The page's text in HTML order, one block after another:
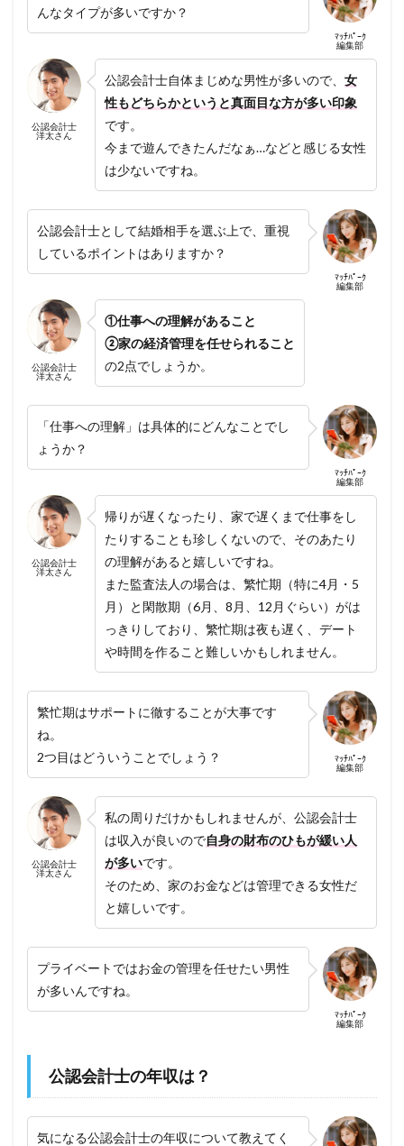
ﾏｯﾁﾊﾟｰｸ
編集部
んなタイプが多いですか？
公認会計士
洋太さん
公認会計士自体まじめな男性が多いので、 女
性もどちらかというと真面目な方が多い印象
です。
今まで遊んできたんだなぁ…などと感じる女性
は少ないですね。
ﾏｯﾁﾊﾟｰｸ
編集部
公認会計士として結婚相手を選ぶ上で、重視
しているポイントはありますか？
公認会計士
洋太さん
①仕事への理解があること
②家の経済管理を任せられること
の2点でしょうか。
ﾏｯﾁﾊﾟｰｸ
編集部
「仕事への理解」は具体的にどんなことでし
ょうか？
公認会計士
洋太さん
帰りが遅くなったり、家で遅くまで仕事をし
たりすることも珍しくないので、そのあたり
の理解があると嬉しいですね。
また監査法人の場合は、繁忙期（特に4月・5
月）と閑散期（6月、8月、12月ぐらい）がは
っきりしており、繁忙期は夜も遅く、デート
や時間を作ること難しいかもしれません。
ﾏｯﾁﾊﾟｰｸ
編集部
繁忙期はサポートに徹することが大事です
ね。
2つ目はどういうことでしょう？
公認会計士
洋太さん
私の周りだけかもしれませんが、公認会計士
は収入が良いので自身の財布のひもが緩い人
が多いです。
そのため、家のお金などは管理できる女性だ
と嬉しいです。
ﾏｯﾁﾊﾟｰｸ
編集部
プライベートではお金の管理を任せたい男性
が多いんですね。
公認会計士の年収は？
気になる公認会計士の年収について教えてく